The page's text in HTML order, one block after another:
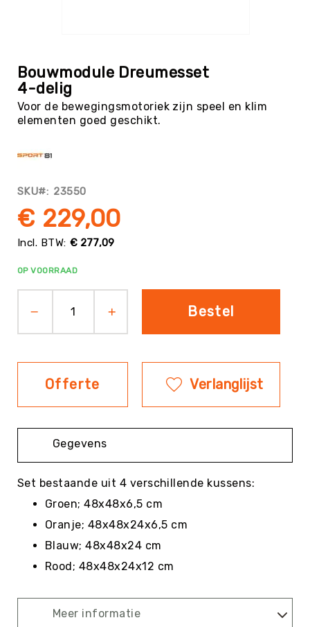
Basketbal
Boksen
Boogschieten
Cornhole
Cricket
Curling
&
Muziek
Darts
Evenementen
Sportvloeren
Floorball
Frisbee
Handbal
Hockey
Honk-
&
Softbal
Jeu
KanJam
het
begin
van
de
afbeeldingen-
Bouwmodule Dreumesset
4-delig
Voor de bewegingsmotoriek zijn speel en klim
elementen goed geschikt.
SKU 23550
€ 277,09
€ 229,00
OP VOORRAAD
Bestel
Offerte Verlanglijst
Gegevens
Set bestaande uit 4 verschillende kussens:
Groen; 48x48x6,5 cm
Oranje; 48x48x24x6,5 cm
Blauw; 48x48x24 cm
Rood; 48x48x24x12 cm
Meer informatie